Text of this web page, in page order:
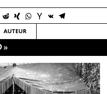
auteur
»